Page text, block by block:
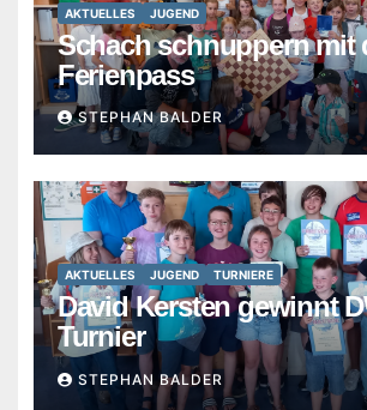
AKTUELLES JUGEND
Schach schnuppern mit
Ferienpass
STEPHAN BALDER
AKTUELLES JUGEND TURNIERE
David Kersten gewinnt DWZ-
Turnier
STEPHAN BALDER